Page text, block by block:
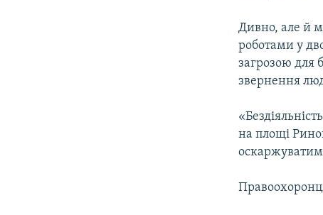
Дивно, але й
роботами у
загрозою для
звернення
на площі